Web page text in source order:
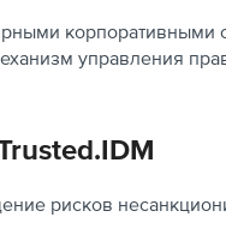
корпоративными
управления
рисков